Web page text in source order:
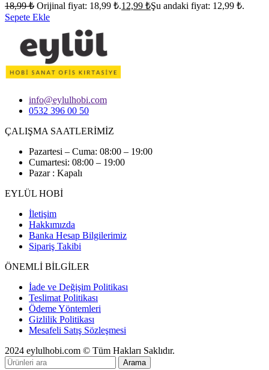
18,99₺ Orijinal fiyat: 18,99 ₺.12,99 ₺Şu andaki fiyat: 12,99 ₺.
Sepete Ekle
info@eylulhobi.com
0532 396 00 50
ÇALIŞMA SAATLERİMİZ
Pazartesi – Cuma: 08:00 – 19:00
Cumartesi: 08:00 – 19:00
Pazar : Kapalı
EYLÜL HOBİ
İletişim
Hakkımızda
Banka Hesap Bilgilerimiz
Sipariş Takibi
ÖNEMLİ BİLGİLER
İade ve Değişim Politikası
Teslimat Politikası
Ödeme Yöntemleri
Gizlilik Politikası
Mesafeli Satış Sözleşmesi
2024 eylulhobi.com © Tüm Hakları Saklıdır.
Arama